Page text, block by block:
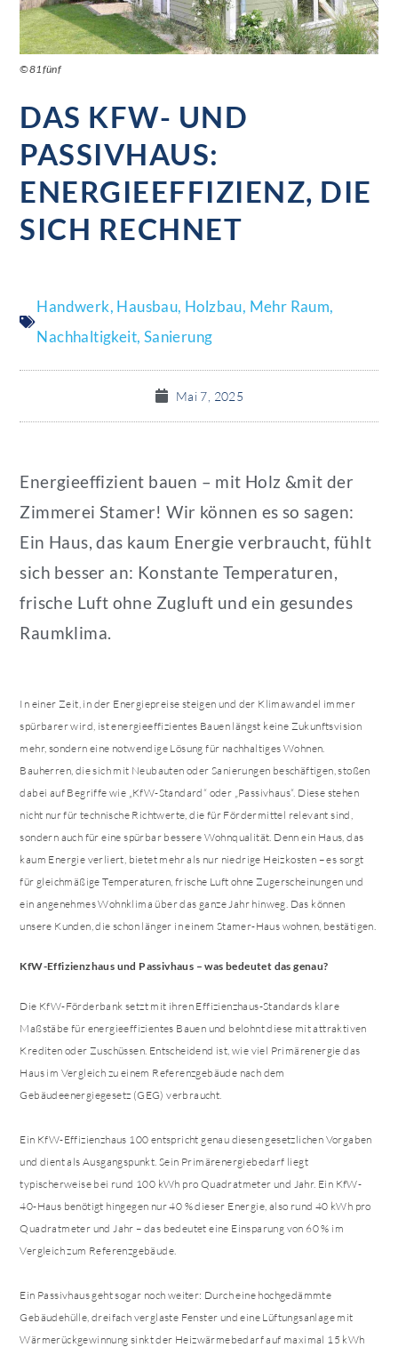
©81fünf
DAS KFW- UND
PASSIVHAUS:
ENERGIEEFFIZIENZ, DIE
SICH RECHNET
Handwerk, Hausbau, Holzbau, Mehr Raum,
Nachhaltigkeit, Sanierung
Mai 7, 2025
Energieeffizient bauen – mit Holz &mit der
Zimmerei Stamer! Wir können es so sagen:
Ein Haus, das kaum Energie verbraucht, fühlt
sich besser an: Konstante Temperaturen,
frische Luft ohne Zugluft und ein gesundes
Raumklima.
In einer Zeit, in der Energiepreise steigen und der Klimawandel immer
spürbarer wird, ist energieeffizientes Bauen längst keine Zukunftsvision
mehr, sondern eine notwendige Lösung für nachhaltiges Wohnen.
Bauherren, die sich mit Neubauten oder Sanierungen beschäftigen, stoßen
dabei auf Begriffe wie „KfW-Standard“ oder „Passivhaus“. Diese stehen
nicht nur für technische Richtwerte, die für Fördermittel relevant sind,
sondern auch für eine spürbar bessere Wohnqualität. Denn ein Haus, das
kaum Energie verliert, bietet mehr als nur niedrige Heizkosten – es sorgt
für gleichmäßige Temperaturen, frische Luft ohne Zugerscheinungen und
ein angenehmes Wohnklima über das ganze Jahr hinweg. Das können
unsere Kunden, die schon länger in einem Stamer-Haus wohnen, bestätigen.
KfW-Effizienzhaus und Passivhaus – was bedeutet das genau?
Die KfW-Förderbank setzt mit ihren Effizienzhaus-Standards klare
Maßstäbe für energieeffizientes Bauen und belohnt diese mit attraktiven
Krediten oder Zuschüssen. Entscheidend ist, wie viel Primärenergie das
Haus im Vergleich zu einem Referenzgebäude nach dem
Gebäudeenergiegesetz (GEG) verbraucht.
Ein KfW-Effizienzhaus 100 entspricht genau diesen gesetzlichen Vorgaben
und dient als Ausgangspunkt. Sein Primärenergiebedarf liegt
typischerweise bei rund 100 kWh pro Quadratmeter und Jahr. Ein KfW-
40-Haus benötigt hingegen nur 40 % dieser Energie, also rund 40 kWh pro
Quadratmeter und Jahr – das bedeutet eine Einsparung von 60 % im
Vergleich zum Referenzgebäude.
Ein Passivhaus geht sogar noch weiter: Durch eine hochgedämmte
Gebäudehülle, dreifach verglaste Fenster und eine Lüftungsanlage mit
Wärmerückgewinnung sinkt der Heizwärmebedarf auf maximal 15 kWh